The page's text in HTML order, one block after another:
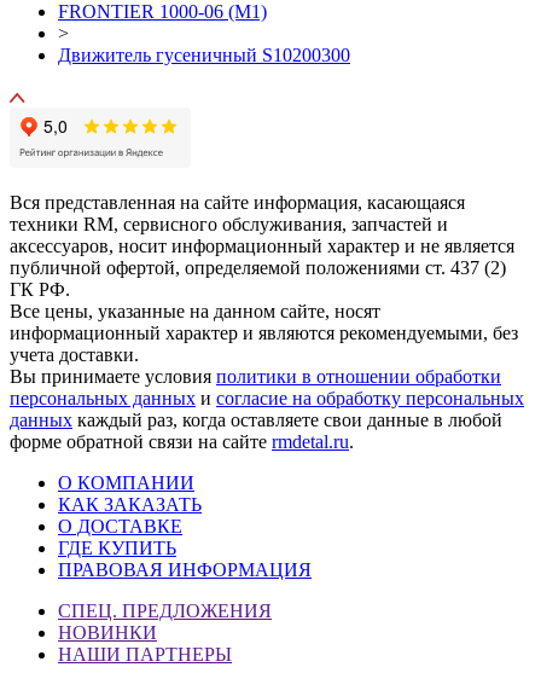
FRONTIER 1000-06 (М1)
>
Движитель гусеничный S10200300
Вся представленная на сайте информация, касающаяся
техники RM, сервисного обслуживания, запчастей и
аксессуаров, носит информационный характер и не является
публичной офертой, определяемой положениями ст. 437 (2)
ГК РФ.
Все цены, указанные на данном сайте, носят
информационный характер и являются рекомендуемыми, без
учета доставки.
Вы принимаете условия политики в отношении обработки
персональных данных и согласие на обработку персональных
данных каждый раз, когда оставляете свои данные в любой
форме обратной связи на сайте rmdetal.ru.
О КОМПАНИИ
КАК ЗАКАЗАТЬ
О ДОСТАВКЕ
ГДЕ КУПИТЬ
ПРАВОВАЯ ИНФОРМАЦИЯ
СПЕЦ. ПРЕДЛОЖЕНИЯ
НОВИНКИ
НАШИ ПАРТНЕРЫ